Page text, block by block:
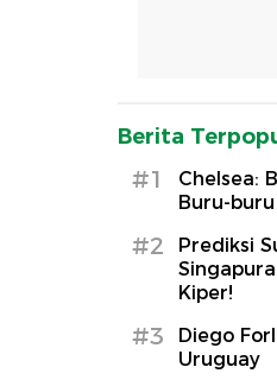
Berita
#1
Chelsea:
Buru-
#2
Prediksi
Kiper!
#3
Diego
Uruguay